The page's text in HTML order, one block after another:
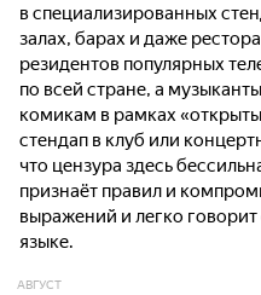
в специализированных
залах, барах и даже
резидентов популярных
по всей стране, а
комикам в рамках
стендап в клуб или
что цензура здесь
признаёт правил и
выражений и легко
языке.
АВГУСТ